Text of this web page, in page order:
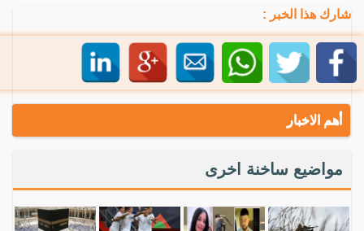
شارك هذا الخبر :
أهم الاخبار
مواضيع ساخنة اخرى